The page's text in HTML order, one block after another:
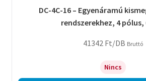
DC-4C-16 – Egyenáramú
rendszerekhez, 4 pólus,
41342 Ft/DB Bruttó
Nincs